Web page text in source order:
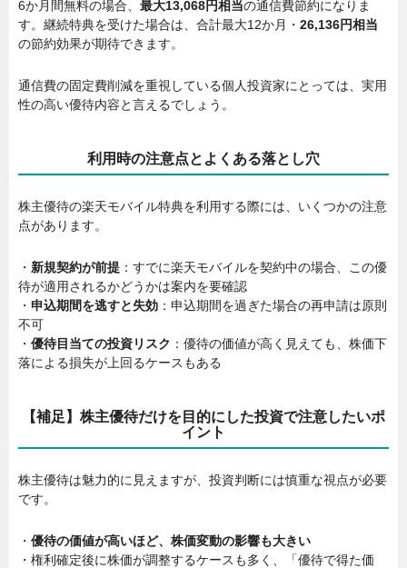
6か月間無料の場合、 最大13,068円相当の通信費節約になりま
す。継続特典を受けた場合は、合計最大12か月・ 26,136円相当
の節約効果が期待できます。
通信費の固定費削減を重視している個人投資家にとっては、実用
性の高い優待内容と言えるでしょう。
利用時の注意点とよくある落とし穴
株主優待の楽天モバイル特典を利用する際には、いくつかの注意
点があります。
・ 新規契約が前提 ：すでに楽天モバイルを契約中の場合、この優
待が適用されるかどうかは案内を要確認
・ 申込期間を逃すと失効 ：申込期間を過ぎた場合の再申請は原則
不可
・ 優待目当ての投資リスク ：優待の価値が高く見えても、株価下
落による損失が上回るケースもある
【補足】株主優待だけを目的にした投資で注意したいポ
イント
株主優待は魅力的に見えますが、投資判断には慎重な視点が必要
です。
・ 優待の価値が高いほど、株価変動の影響も大きい
・権利確定後に株価が調整するケースも多く、「優待で得た価